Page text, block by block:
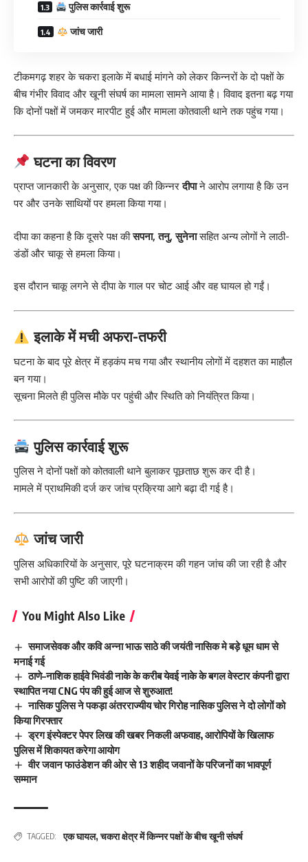
पुलिस कार्रवाई शुरू
जांच जारी
टीकमगढ़ शहर के चकरा इलाके में बधाई मांगने को लेकर किन्नरों के दो पक्षों के
बीच गंभीर विवाद और खूनी संघर्ष का मामला सामने आया है। विवाद इतना बढ़ गया
कि दोनों पक्षों में जमकर मारपीट हुई और मामला कोतवाली थाने तक पहुंच गया।
घटना का विवरण
प्राप्त जानकारी के अनुसार, एक पक्ष की किन्नरदीपाने आरोप लगाया है कि उन
पर और उनके साथियों पर हमला किया गया।
दीपा का कहना है कि दूसरे पक्ष कीसपना, तनु, सुनेनासहित अन्य लोगों ने लाठी-
डंडों और चाकू से हमला किया।
इस दौरान चाकू लगने से दीपा के गाल पर चोट आई और वह घायल हो गईं।
इलाके में मची अफरा-तफरी
घटना के बाद पूरे क्षेत्र में हड़कंप मच गया और स्थानीय लोगों में दहशत का माहौल
बन गया।
सूचना मिलते ही पुलिस मौके पर पहुंची और स्थिति को नियंत्रित किया।
पुलिस कार्रवाई शुरू
पुलिस ने दोनों पक्षों को कोतवाली थाने बुलाकर पूछताछ शुरू कर दी है।
मामले में प्राथमिकी दर्ज कर जांच प्रक्रिया आगे बढ़ा दी गई है।
जांच जारी
पुलिस अधिकारियों के अनुसार, पूरे घटनाक्रम की गहन जांच की जा रही है और
सभी आरोपों की पुष्टि की जाएगी।
You Might Also Like
समाजसेवक और कवि अन्ना भाऊ साठे की जयंती नासिक मे बड़े धूम धाम से
मनाई गई
ठाणे–नाशिक हाईवे भिवंडी नाके के करीब येवई नाके के बगल वेस्टार कंपनी द्वारा
स्थापित नया CNG पंप की हुई आज से शुरुआत!
नासिक पुलिस ने पकड़ा अंतरराज्यीय चोर गिरोह नासिक पुलिस ने दो लोगों को
किया गिरफ्तार
ड्रग इंस्पेक्टर पेपर लिख की खबर निकली अफवाह, आरोपियों के खिलाफ
पुलिस में शिकायत करेगा आयोग
वीर जवान फाउंडेशन की ओर से 13 शहीद जवानों के परिजनों का भावपूर्ण
सम्मान
TAGGED: एक घायल,चकरा क्षेत्र में किन्नर पक्षों के बीच खूनी संघर्ष